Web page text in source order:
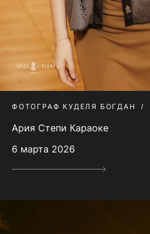
ФОТОГРАФ КУДЕЛЯ БОГДАН
Ария Степи Караоке
6 марта 2026